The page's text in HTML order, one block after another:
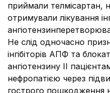
приймали телмісартан,
отримували лікування
Не слід одночасно
інгібіторів АПФ та
ангіотензину II
нефропатією через
гострого пошкодження